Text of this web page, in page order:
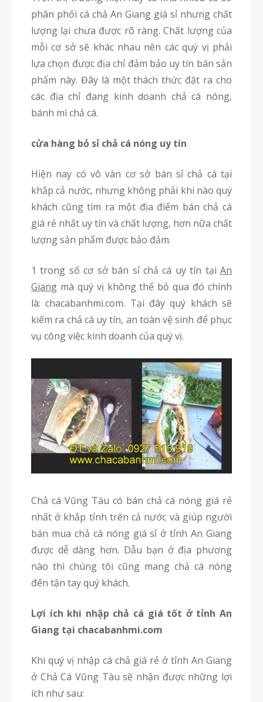
phân phối cá chả An Giang giá sỉ nhưng chất
lượng lại chưa được rõ ràng. Chất lượng của
mỗi cơ sở sẽ khác nhau nên các quý vị phải
lựa chọn được địa chỉ đảm bảo uy tín bán sản
phẩm này. Đây là một thách thức đặt ra cho
các địa chỉ đang kinh doanh chả cá nóng,
bánh mì chả cá.
cửa hàng bỏ sỉ chả cá nóng uy tín
Hiện nay có vô vàn cơ sở bán sỉ chả cá tại
khắp cả nước, nhưng không phải khi nào quý
khách cũng tìm ra một địa điểm bán chả cá
giá rẻ nhất uy tín và chất lượng, hơn nữa chất
lượng sản phẩm được bảo đảm.
1 trong số cơ sở bán sỉ chả cá uy tín tại An
Giang mà quý vị không thể bỏ qua đó chính
là: chacabanhmi.com. Tại đây quý khách sẽ
kiếm ra chả cá uy tín, an toàn vệ sinh để phục
vụ công việc kinh doanh của quý vị.
Chả cá Vũng Tàu có bán chả cá nóng giá rẻ
nhất ở khắp tỉnh trên cả nước và giúp người
bán mua chả cá nóng giá sỉ ở tỉnh An Giang
được dễ dàng hơn. Dẫu bạn ở địa phương
nào thì chúng tôi cũng mang chả cá nóng
đến tận tay quý khách.
Lợi ích khi nhập chả cá giá tốt ở tỉnh An
Giang tại chacabanhmi.com
Khi quý vị nhập cá chả giá rẻ ở tỉnh An Giang
ở Chả Cá Vũng Tàu sẽ nhận được những lợi
ích như sau: